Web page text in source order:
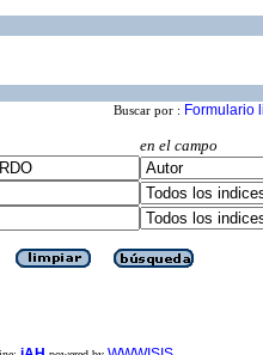
Buscar por : Formulario
en el campo